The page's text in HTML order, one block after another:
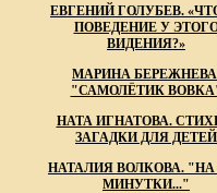
ЕВГЕНИЙ ГОЛУБЕВ.
ПОВЕДЕНИЕ У
ВИДЕНИЯ?»
МАРИНА
"САМОЛЁТИК
НАТА ИГНАТОВА.
ЗАГАДКИ ДЛЯ ДЕТЕЙ
НАТАЛИЯ ВОЛКОВА. "НА
МИНУТКИ..."